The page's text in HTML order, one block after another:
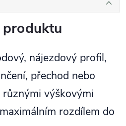
nájezdový profil,
přechod nebo
výškovými
rozdílem do